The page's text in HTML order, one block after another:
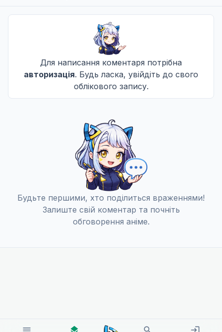
menu layers search login
Для написання коментаря потрібна
авторизація. Будь ласка, увійдіть до свого
облікового запису.
Будьте першими, хто поділиться враженнями!
Залиште свій коментар та почніть
обговорення аніме.